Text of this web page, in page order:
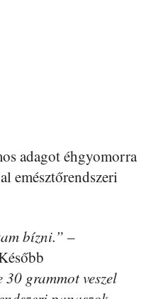
adagot éhgyomorra
emésztőrendszeri
bízni.” –
30 grammot veszel